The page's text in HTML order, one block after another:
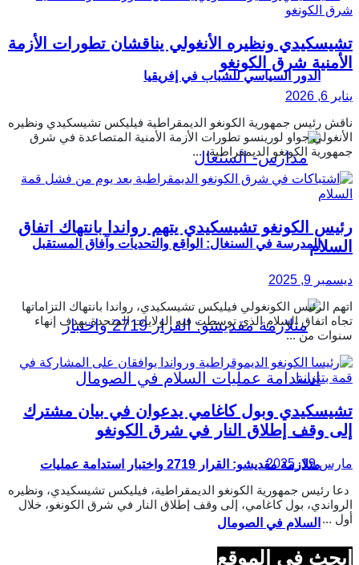
الدور السياسي للشباب في إفريقيا
المدرسة في السنغال: الواقع والتحديات وآفاق المستقبل
متلازمة مقديشو: القرار 2719 واختبار استدامة عمليات
السلام في الصومال
تشيسكيدي ونظيره الأنغولي يناقشان تطورات الأزمة
الأمنية شرق الكونغو
يناير 6, 2026
ناقش رئيس جمهورية الكونغو الديمقراطية فيليكس تشيسكيدي ونظيره
الأنغولي جواو لورينسو تطورات الأزمة الأمنية المتصاعدة في شرق
جمهورية الكونغو الديمقراطية، ...
رئيس الكونغو تشيسكيدي يتهم رواندا بانتهاك اتفاق
السلام
ديسمبر 9, 2025
اتهم الرئيس الكونغولي فيليكس تشيسكيدي، رواندا بانتهاك التزاماتها
تجاه اتفاق السلام الذي توسطت فيه الولايات المتحدة بهدف إنهاء
سنوات من ...
تشيسكيدي وبول كاغامي يدعوان في بيان مشترك
إلى وقف إطلاق النار في شرق الكونغو
مارس 19, 2025
دعا رئيس جمهورية الكونغو الديمقراطية، فيليكس تشيسكيدي، ونظيره
الرواندي، بول كاغامي، إلى وقف إطلاق النار في شرق الكونغو، خلال
أول ...
ابحث في الموقع